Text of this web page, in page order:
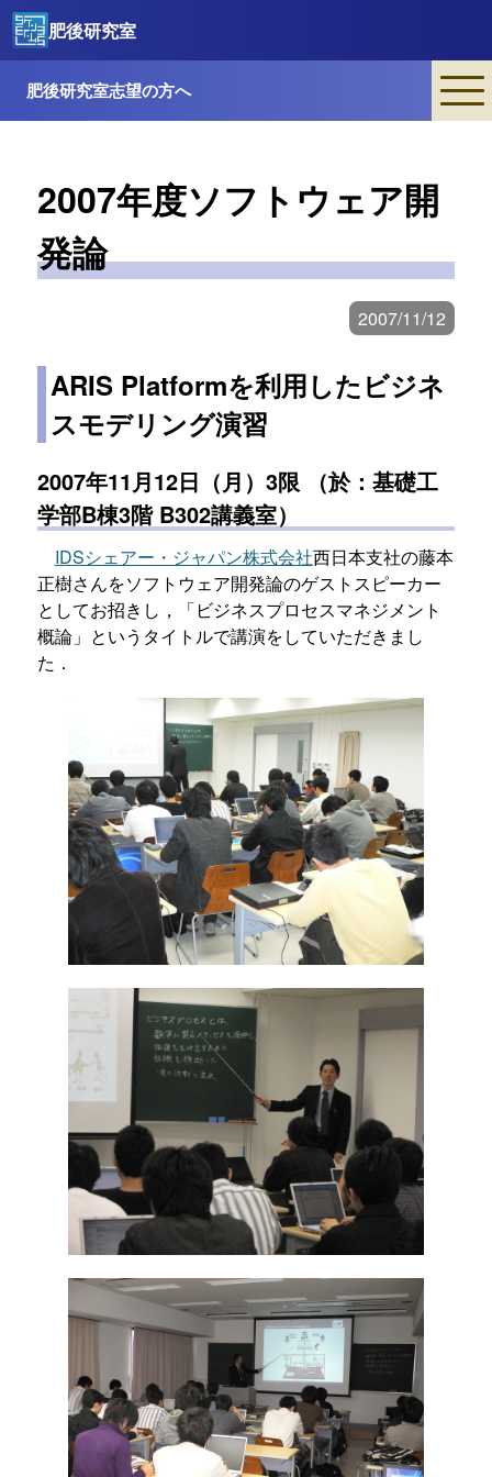
肥後研究室
肥後研究室志望の方へ
2007年度ソフトウェア開
発論
2007/11/12
ARIS Platformを利用したビジネ
スモデリング演習
2007年11月12日（月）3限 （於：基礎工
学部B棟3階 B302講義室）
IDSシェアー・ジャパン株式会社西日本支社の藤本
正樹さんをソフトウェア開発論のゲストスピーカー
としてお招きし，「ビジネスプロセスマネジメント
概論」というタイトルで講演をしていただきまし
た．